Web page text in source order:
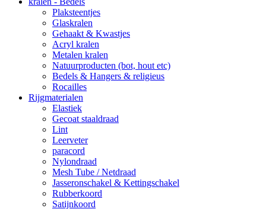
Plaksteentjes
Glaskralen
Gehaakt & Kwastjes
Acryl kralen
Metalen kralen
Natuurproducten (bot, hout etc)
Bedels & Hangers & religieus
Rocailles
Rijgmaterialen
Elastiek
Gecoat staaldraad
Lint
Leerveter
paracord
Nylondraad
Mesh Tube / Netdraad
Jasseronschakel & Kettingschakel
Rubberkoord
Satijnkoord